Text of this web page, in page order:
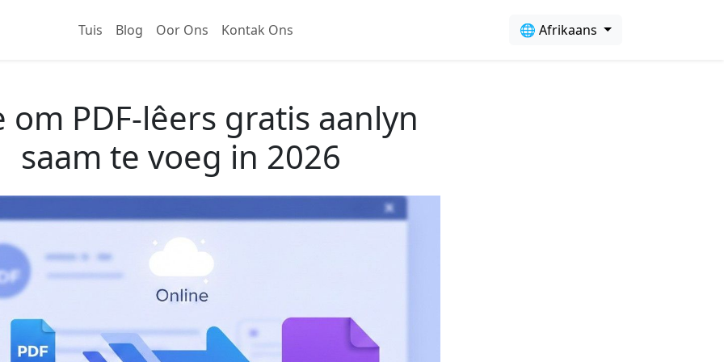
Tuis Blog Oor Ons Kontak Ons 🌐 Afrikaans
om PDF-lêers gratis aanlyn
saam te voeg in 2026